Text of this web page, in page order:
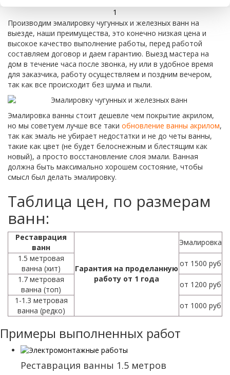
1
Производим эмалировку чугунных и железных ванн на
выезде, наши преимущества, это конечно низкая цена и
высокое качество выполнение работы, перед работой
составляем договор и даем гарантию. Выезд мастера на
дом в течение часа после звонка, ну или в удобное время
для заказчика, работу осуществляем и поздним вечером,
так как все происходит без шума и пыли.
Эмалировка ванны стоит дешевле чем покрытие акрилом,
но мы советуем лучше все таки обновление ванны акрилом,
так как эмаль не убирает недостатки и не до четы ванны,
такие как цвет (не будет белоснежным и блестящим как
новый), а просто восстановление слоя эмали. Ванная
должна быть максимально хорошем состояние, чтобы
смысл был делать эмалировку.
Таблица цен, по размерам
ванн:
Реставрация
ванн
Гарантия на проделанную
работу от 1 года
Эмалировка
1.5 метровая
ванна (хит)
от 1500 руб
1.7 метровая
ванна (топ)
от 1200 руб
1-1.3 метровая
ванна (редко)
от 1000 руб
Примеры выполненных работ
Реставрация ванны 1.5 метров